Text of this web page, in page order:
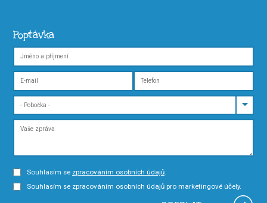
Poptávka
Souhlasím se zpracováním osobních údajů.
Souhlasím se zpracováním osobních údajů pro marketingové účely.